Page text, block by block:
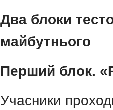
Два блоки
майбутнього
Перший блок.
Учасники